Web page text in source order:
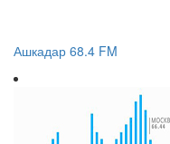
Ашкадар 68.4 FM